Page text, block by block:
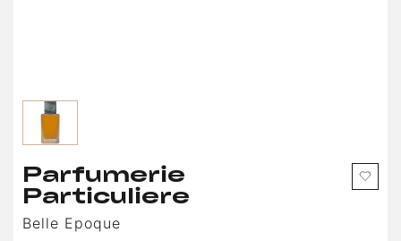
Parfumerie
Particuliere
Belle Epoque